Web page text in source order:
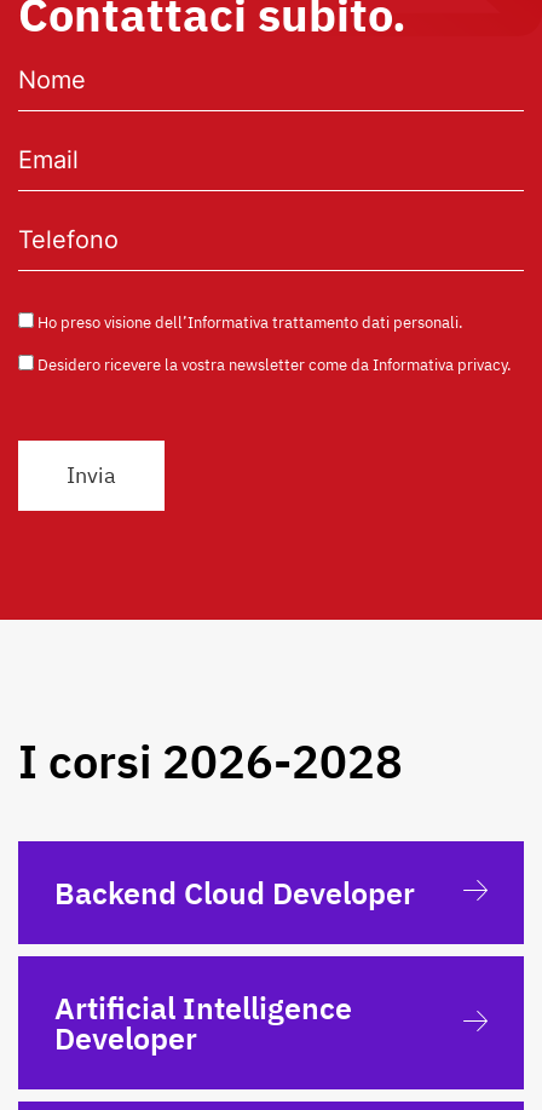
Contattaci subito.
Ho preso visione dell’Informativa trattamento dati personali.
Desidero ricevere la vostra newsletter come daInformativa privacy.
I corsi 2026-2028
Backend Cloud Developer
Artificial Intelligence
Developer